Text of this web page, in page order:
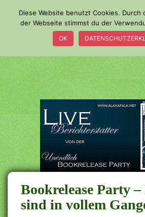
o
a
i
n
c
o
n
t
e
n
t
Bookrelease Party –
sind in vollem
Diese Website benutzt Cookies.
der Webseite stimmst du der
OK